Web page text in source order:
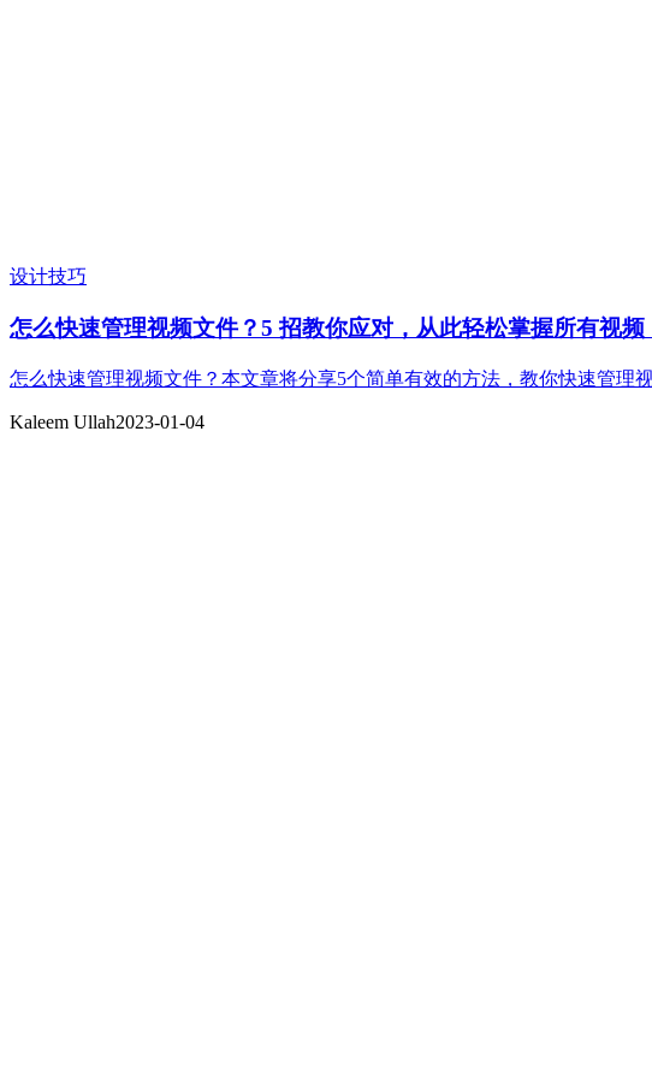
设计技巧
怎么快速管理视频文件？5 招教你应对，从此轻松掌握所有视频
怎么快速管理视频文件？本文章将分享5个简单有效的方法，教你快速管理
Kaleem Ullah2023-01-04